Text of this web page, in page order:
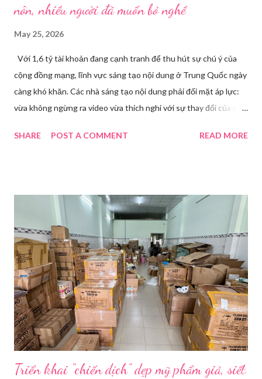
nôn, nhiều người đã muốn bỏ nghề
May 25, 2026
Với 1,6 tỷ tài khoản đang cạnh tranh để thu hút sự chú ý của
cộng đồng mạng, lĩnh vực sáng tạo nội dung ở Trung Quốc ngày
càng khó khăn. Các nhà sáng tạo nội dung phải đối mặt áp lực:
vừa không ngừng ra video vừa thích nghi với sự thay đổi của các
Huawei tại Hội nghị Di động Thế giới tại Thượng Hải năm 2021.
thay đồ. Chỉ trong vài phút, phòng khách được sắp xếp lại. Hai
đèn chiếu ngược sáng bật lên. Một chiếc điện thoại được gắn cố
định. Cả ba người vào vị trí. Wu đã chuẩn bị sẵn lời thoại và trao
đổi trước cách diễn đạt với ông và mẹ, thậm chí còn bàn xem
dùng từ nào trong phương ngữ Thượng Hải nghe tự nhiên nhất
trên camera. Ông cô nhăn mặt khi nghe giải thích về Thế vận
hội Mùa đông. “Người già như tụi ông không hiểu mấy cái này...
SHARE POST A COMMENT READ MORE
Triển khai “chiến dịch” dẹp mỹ phẩm giả, siết